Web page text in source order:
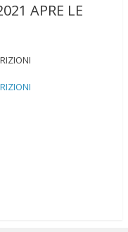
APRE LE